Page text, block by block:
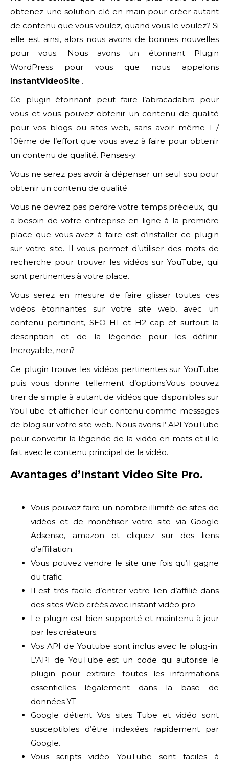
obtenez une solution clé en main pour créer autant
de contenu que vous voulez, quand vous le voulez? Si
elle est ainsi, alors nous avons de bonnes nouvelles
pour vous. Nous avons un étonnant Plugin
WordPress pour vous que nous appelons
InstantVideoSite .
Ce plugin étonnant peut faire l’abracadabra pour
vous et vous pouvez obtenir un contenu de qualité
pour vos blogs ou sites web, sans avoir même 1 /
10ème de l’effort que vous avez à faire pour obtenir
un contenu de qualité. Penses-y:
Vous ne serez pas avoir à dépenser un seul sou pour
obtenir un contenu de qualité
Vous ne devrez pas perdre votre temps précieux, qui
a besoin de votre entreprise en ligne à la première
place que vous avez à faire est d’installer ce plugin
sur votre site. Il vous permet d’utiliser des mots de
recherche pour trouver les vidéos sur YouTube, qui
sont pertinentes à votre place.
Vous serez en mesure de faire glisser toutes ces
vidéos étonnantes sur votre site web, avec un
contenu pertinent, SEO H1 et H2 cap et surtout la
description et de la légende pour les définir.
Incroyable, non?
Ce plugin trouve les vidéos pertinentes sur YouTube
puis vous donne tellement d’options.Vous pouvez
tirer de simple à autant de vidéos que disponibles sur
YouTube et afficher leur contenu comme messages
de blog sur votre site web. Nous avons l’ API YouTube
pour convertir la légende de la vidéo en mots et il le
fait avec le contenu principal de la vidéo.
Avantages d’Instant Video Site Pro.
Vous pouvez faire un nombre illimité de sites de
vidéos et de monétiser votre site via Google
Adsense, amazon et cliquez sur des liens
d’affiliation.
Vous pouvez vendre le site une fois qu’il gagne
du trafic.
Il est très facile d’entrer votre lien d’affilié dans
des sites Web créés avec instant vidéo pro
Le plugin est bien supporté et maintenu à jour
par les créateurs.
Vos API de Youtube sont inclus avec le plug-in.
L’API de YouTube est un code qui autorise le
plugin pour extraire toutes les informations
essentielles légalement dans la base de
données YT
Google détient Vos sites Tube et vidéo sont
susceptibles d’être indexées rapidement par
Google.
Vous scripts vidéo YouTube sont faciles à